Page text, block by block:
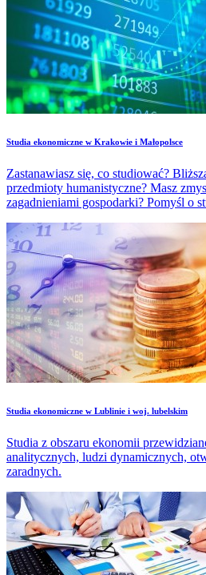
Studia ekonomiczne w Krakowie i Małopolsce
Zastanawiasz się, co studiować?
przedmioty humanistyczne? Masz
zagadnieniami gospodarki? Pomyśl o
Studia ekonomiczne w Lublinie i woj. lubelskim
Studia z obszaru ekonomii
analitycznych, ludzi dynamicznych,
zaradnych.